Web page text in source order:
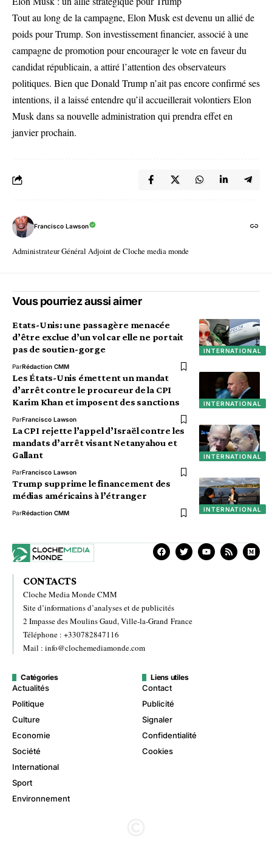
Tout au long de la campagne, Elon Musk est devenu un allié de
poids pour Trump. Son investissement financier, associé à une
campagne de promotion pour encourager le vote en faveur du
candidat républicain, a attiré l’attention des observateurs
politiques. Bien que Donald Trump n’ait pas encore confirmé ses
intentions, il a laissé entendre qu’il accueillerait volontiers Elon
Musk dans sa nouvelle administration qui prendra effet en
janvier prochain.
Francisco Lawson
Administrateur Général Adjoint de Cloche media monde
Vous pourriez aussi aimer
INTERNATIONAL
Etats-Unis: une passagère menacée
d’être exclue d’un vol car elle ne portait
pas de soutien-gorge
ParRédaction CMM
INTERNATIONAL
Les États-Unis émettent un mandat
d’arrêt contre le procureur de la CPI
Karim Khan et imposent des sanctions
ParFrancisco Lawson
INTERNATIONAL
La CPI rejette l’appel d’Israël contre les
mandats d’arrêt visant Netanyahou et
Gallant
ParFrancisco Lawson
INTERNATIONAL
Trump supprime le financement des
médias américains à l’étranger
ParRédaction CMM
CONTACTS
Cloche Media Monde CMM
Site d’informations d’analyses et de publicités
2 Impasse des Moulins Gaud, Ville-la-Grand France
Téléphone : +330782847116
Mail : info@clochemediamonde.com
Catégories
Actualités
Politique
Culture
Economie
Société
International
Sport
Environnement
Liens utiles
Contact
Publicité
Signaler
Confidentialité
Cookies